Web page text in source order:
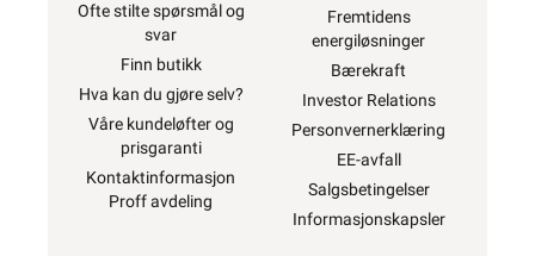
Ofte stilte spørsmål og
svar
Finn butikk
Hva kan du gjøre selv?
Våre kundeløfter og
prisgaranti
Kontaktinformasjon
Proff avdeling
Fremtidens
energiløsninger
Bærekraft
Investor Relations
Personvernerklæring
EE-avfall
Salgsbetingelser
Informasjonskapsler